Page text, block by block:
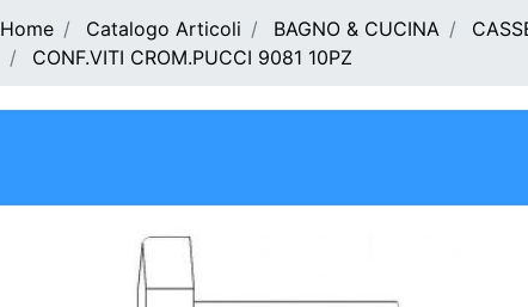
Home Catalogo Articoli BAGNO & CUCINA
CONF.VITI CROM.PUCCI 9081 10PZ